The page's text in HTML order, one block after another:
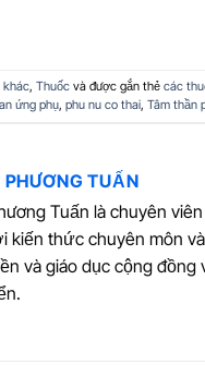
khác, Thuốcvà được gắn thẻ các
ứng phụ, phu nu co thai, Tâm thần
TUẤN
Tuấn là chuyên
kiến thức chuyên môn
và giáo dục cộng